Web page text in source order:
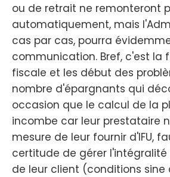
ou de retrait ne remonteront
automatiquement, mais
cas par cas, pourra
communication. Bref, c'est la
fiscale et les début des
nombre d'épargnants qui
occasion que le calcul de la
incombe car leur prestataire
mesure de leur fournir d'IFU,
certitude de gérer
de leur client (conditions sine